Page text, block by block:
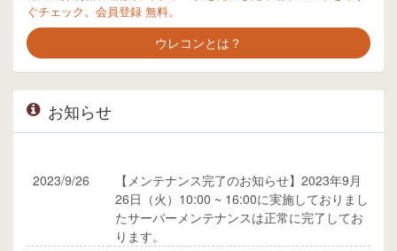
ぐチェック。会員登録 無料。
ウレコンとは？
お知らせ
2023/9/26
【メンテナンス完了のお知らせ】2023年9月
26日（火）10:00 ~ 16:00に実施しておりまし
たサーバーメンテナンスは正常に完了してお
ります。